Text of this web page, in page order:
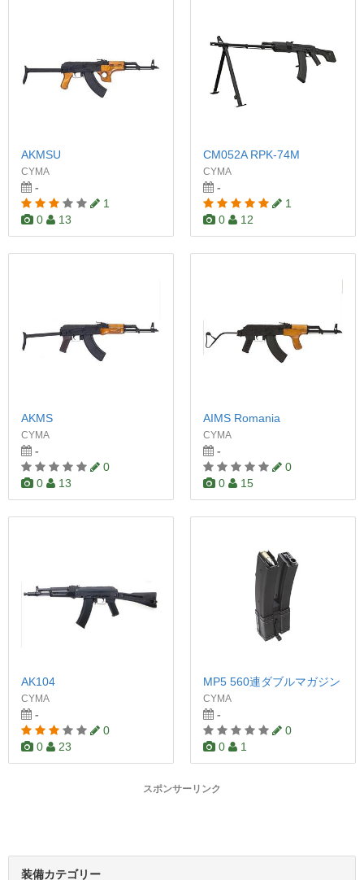
AKMSU
CYMA
-
1
0
13
CM052A RPK-74M
CYMA
-
1
0
12
AKMS
CYMA
-
0
0
13
AIMS Romania
CYMA
-
0
0
15
AK104
CYMA
-
0
0
23
MP5 560連ダブルマガジン
CYMA
-
0
0
1
スポンサーリンク
装備カテゴリー